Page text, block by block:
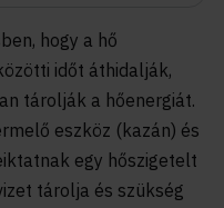
hogy a hő
időt áthidalják,
tárolják a hőenergiát.
eszköz (kazán) és
egy hőszigetelt
tárolja és szükség